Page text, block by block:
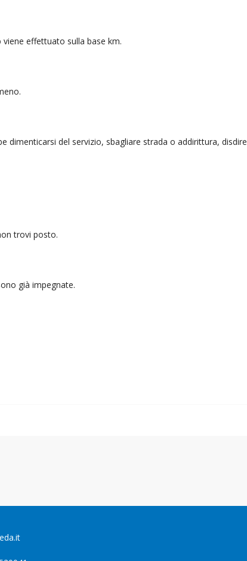
effettuato sulla base km.
dimenticarsi del servizio, sbagliare strada o addirittura, disdire
trovi posto.
già impegnate.